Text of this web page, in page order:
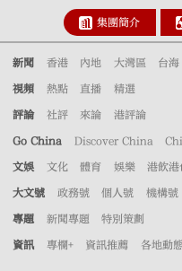
集團簡介
新聞 香港 內地 大灣區 台海
視頻 熱點 直播 精選
評論 社評 來論 港評論
Go China Discover China
文娛 文化 體育 娛樂 港飲港
大文號 政務號 個人號 機構號
專題 新聞專題 特別策劃
資訊 專欄+ 資訊推薦 各地動